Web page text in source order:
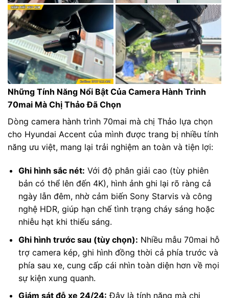
Những Tính Năng Nổi Bật Của Camera Hành Trình
70mai Mà Chị Thảo Đã Chọn
Dòng camera hành trình 70mai mà chị Thảo lựa chọn
cho Hyundai Accent của mình được trang bị nhiều tính
năng ưu việt, mang lại trải nghiệm an toàn và tiện lợi:
Ghi hình sắc nét: Với độ phân giải cao (tùy phiên
bản có thể lên đến 4K), hình ảnh ghi lại rõ ràng cả
ngày lẫn đêm, nhờ cảm biến Sony Starvis và công
nghệ HDR, giúp hạn chế tình trạng cháy sáng hoặc
nhiễu hạt khi thiếu sáng.
Ghi hình trước sau (tùy chọn): Nhiều mẫu 70mai hỗ
trợ camera kép, ghi hình đồng thời cả phía trước và
phía sau xe, cung cấp cái nhìn toàn diện hơn về mọi
sự kiện xung quanh.
Giám sát đỗ xe 24/24: Đây là tính năng mà chị